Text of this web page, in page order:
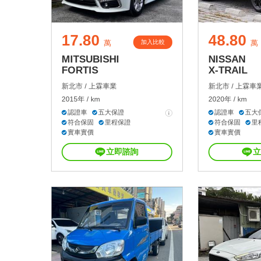
17.80 萬 加入比較
MITSUBISHI
FORTIS
新北市 /
上霖車業
2015年 / km
認證車
五大保證
符合保固
里程保證
實車實價
立即諮詢
48.80 萬
NISSAN
X-TRAIL
新北市 /
上霖車
2020年 / km
認證車
五大
符合保固
里
實車實價